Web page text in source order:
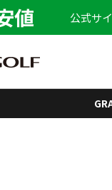
値 公式サ